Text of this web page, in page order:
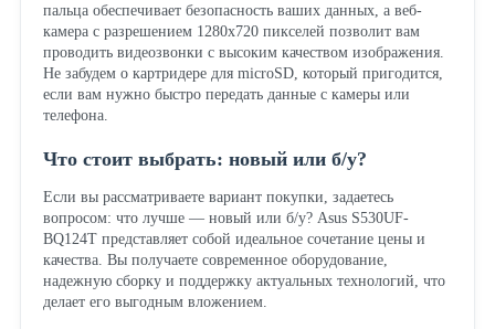
пальца обеспечивает безопасность ваших данных, а веб-
камера с разрешением 1280x720 пикселей позволит вам
проводить видеозвонки с высоким качеством изображения.
Не забудем о картридере для microSD, который пригодится,
если вам нужно быстро передать данные с камеры или
телефона.
Что стоит выбрать: новый или б/у?
Если вы рассматриваете вариант покупки, задаетесь
вопросом: что лучше — новый или б/у? Asus S530UF-
BQ124T представляет собой идеальное сочетание цены и
качества. Вы получаете современное оборудование,
надежную сборку и поддержку актуальных технологий, что
делает его выгодным вложением.